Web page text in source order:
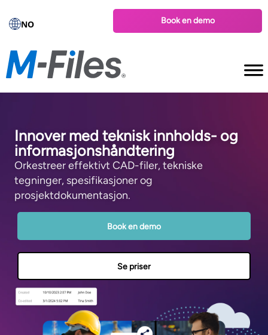
NO Book en demo
Innover med teknisk innholds- og
informasjonshåndtering
Orkestreer effektivt CAD-filer, tekniske
tegninger, spesifikasjoner og
prosjektdokumentasjon.
Book en demo
Se priser